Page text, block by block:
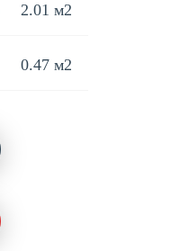
2.01 м2
0.47 м2